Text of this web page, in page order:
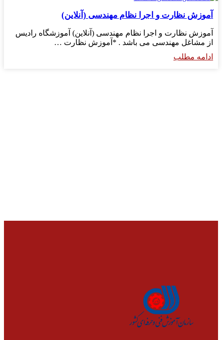
آموزش نظارت و اجرا نظام مهندسی (آنلاین)
آموزش نظارت و اجرا نظام مهندسی (آنلاین) آموزشگاه رادیس
از مشاغل مهندسی می باشد . *آموزش نظارت …
ادامه مطلب